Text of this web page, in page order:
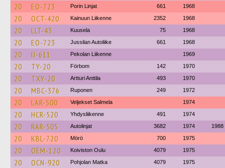
20 EO-723 Porin Linjat 661 1968
20 OCT-420 Kainuun Liikenne 2352 1968
20 LLT-43 Kuusela 75 1968
20 EO-723 Jussilan Autoliike 661 1968
20 IJ-611 Pekolan Liikenne 1969
20 TY-20 Förbom 142 1970
20 TXY-20 Artturi Anttila 493 1970
20 MBC-376 Ruponen 249 1972
20 LAR-500 Veljekset Salmela 1974
20 HCR-520 Yhdysliikenne 491 1974
20 RAR-505 Autolinjat 3682 1974 1988
20 KBL-720 Mörö 700 1975
20 OEM-120 Koiviston Oulu 4079 1975
20 OCN-920 Pohjolan Matka 4079 1975